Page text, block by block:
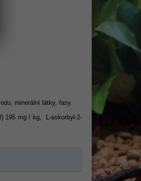
minerální látky, řasy.
195 mg / kg, L-askorbyl-2-